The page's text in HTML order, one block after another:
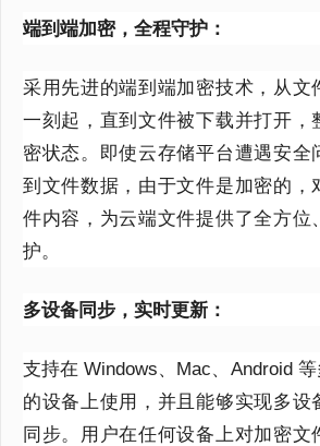
端到端加密，全程守护：
采用先进的端到端加密技术，从文
一刻起，直到文件被下载并打开，
密状态。即使云存储平台遭遇安全
到文件数据，由于文件是加密的，
件内容，为云端文件提供了全方位
护。
多设备同步，实时更新：
支持在 Windows、 Mac、 Android
的设备上使用，并且能够实现多设
同步。用户在任何设备上对加密文